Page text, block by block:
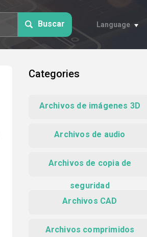
Buscar Language
Categories
Archivos de imágenes 3D
Archivos de audio
Archivos de copia de
seguridad
Archivos CAD
Archivos comprimidos